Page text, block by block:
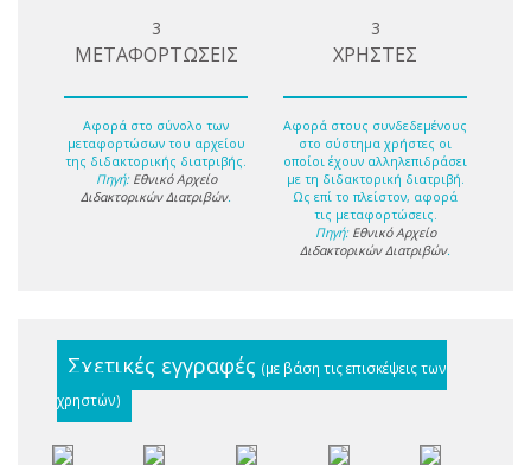
3
ΜΕΤΑΦΟΡΤΩΣΕΙΣ
Αφορά στο σύνολο των
μεταφορτώσων του αρχείου
της διδακτορικής διατριβής.
Πηγή: Εθνικό Αρχείο
Διδακτορικών Διατριβών.
3
ΧΡΗΣΤΕΣ
Αφορά στους συνδεδεμένους
στο σύστημα χρήστες οι
οποίοι έχουν αλληλεπιδράσει
με τη διδακτορική διατριβή.
Ως επί το πλείστον, αφορά
τις μεταφορτώσεις.
Πηγή: Εθνικό Αρχείο
Διδακτορικών Διατριβών.
Σχετικές εγγραφές (με βάση τις επισκέψεις των
χρηστών)